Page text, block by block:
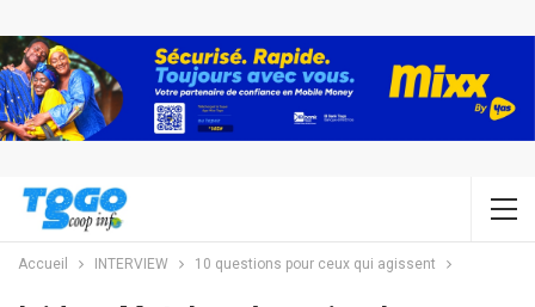
Accueil INTERVIEW 10 questions pour ceux qui agissent